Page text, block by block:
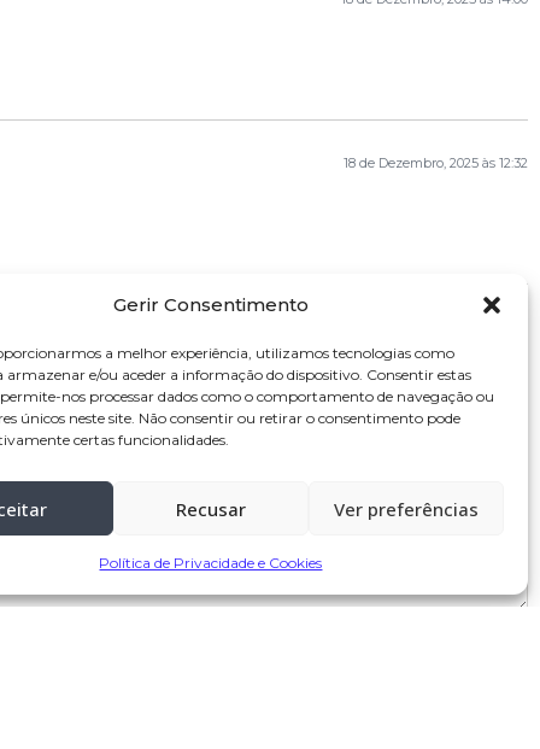
Gerir Consentimento
a melhor experiência, utilizamos tecnologias como
armazenar e/ou aceder a informação do dispositivo. Consentir estas
nos processar dados como o comportamento de navegação ou
únicos neste site. Não consentir ou retirar o consentimento pode
certas funcionalidades.
Recusar Ver preferências
Política de Privacidade e Cookies
18 de Dezembro, 2025 às 12:32